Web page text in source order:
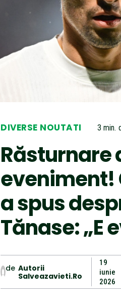
DIVERSE NOUTATI 3 min.
Răsturnare
eveniment!
a spus
Tănase: „E
de Autorii
Salveazavieti.ro
19
iunie
2026